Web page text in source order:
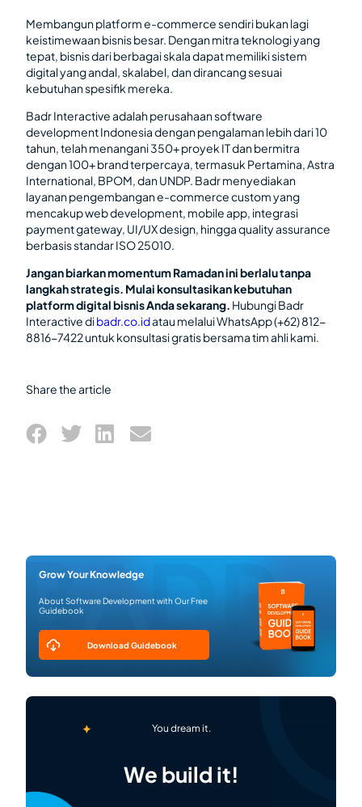
Membangun platform e-commerce sendiri bukan lagi
keistimewaan bisnis besar. Dengan mitra teknologi yang
tepat, bisnis dari berbagai skala dapat memiliki sistem
digital yang andal, skalabel, dan dirancang sesuai
kebutuhan spesifik mereka.
Badr Interactive adalah perusahaan software
development Indonesia dengan pengalaman lebih dari 10
tahun, telah menangani 350+ proyek IT dan bermitra
dengan 100+ brand terpercaya, termasuk Pertamina, Astra
International, BPOM, dan UNDP. Badr menyediakan
layanan pengembangan e-commerce custom yang
mencakup web development, mobile app, integrasi
payment gateway, UI/UX design, hingga quality assurance
berbasis standar ISO 25010.
Jangan biarkan momentum Ramadan ini berlalu tanpa
langkah strategis. Mulai konsultasikan kebutuhan
platform digital bisnis Anda sekarang. Hubungi Badr
Interactive dibadr.co.idatau melalui WhatsApp (+62) 812-
8816-7422 untuk konsultasi gratis bersama tim ahli kami.
Share the article
Grow Your Knowledge
About Software Development with Our Free
Guidebook
Download Guidebook
You dream it.
We build it!